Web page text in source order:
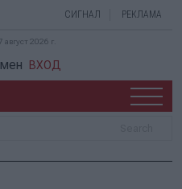
СИГНАЛ РЕКЛАМА
2026 г.
ВХОД